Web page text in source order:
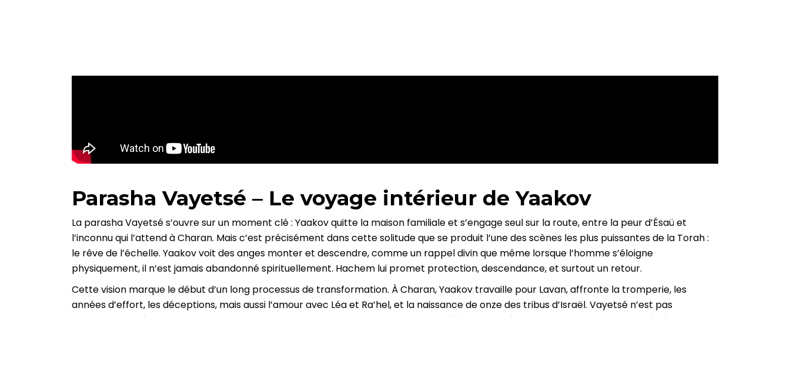
Parasha Vayetsé – Le voyage intérieur de Yaakov
La parasha Vayetsé s’ouvre sur un moment clé : Yaakov quitte la maison familiale et s’engage seul sur la route, entre la peur d’Ésaü et
l’inconnu qui l’attend à Charan. Mais c’est précisément dans cette solitude que se produit l’une des scènes les plus puissantes de la Torah :
le rêve de l’échelle. Yaakov voit des anges monter et descendre, comme un rappel divin que même lorsque l’homme s’éloigne
physiquement, il n’est jamais abandonné spirituellement. Hachem lui promet protection, descendance, et surtout un retour.
Cette vision marque le début d’un long processus de transformation. À Charan, Yaakov travaille pour Lavan, affronte la tromperie, les
années d’effort, les déceptions, mais aussi l’amour avec Léa et Ra’hel, et la naissance de onze des tribus d’Israël. Vayetsé n’est pas
seulement un récit de voyage ; c’est l’histoire d’un homme qui construit son identité à travers l’épreuve, la patience et la persévérance.